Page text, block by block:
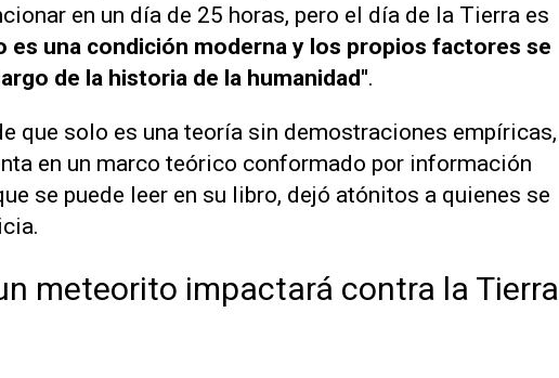
en un día de 25 horas, pero el día de la Tierra es
es una condición moderna y los propios factores se
de la historia de la humanidad".
que solo es una teoría sin demostraciones empíricas,
en un marco teórico conformado por información
se puede leer en su libro, dejó atónitos a quienes se
meteorito impactará contra la Tierra